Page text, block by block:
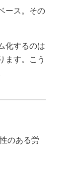
ース。その
化するのは
ます。こう
のある労